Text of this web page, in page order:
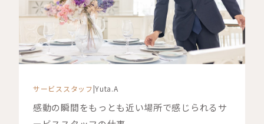
サービススタッフ|Yuta.A
感動の瞬間をもっとも近い場所で感じられるサ